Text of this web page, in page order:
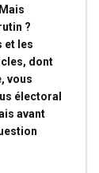
?
et les
dont
vous
électoral
avant